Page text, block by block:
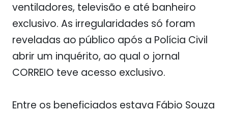
ventiladores, televisão e até banheiro
exclusivo. As irregularidades só foram
reveladas ao público após a Polícia Civil
abrir um inquérito, ao qual o jornal
CORREIO teve acesso exclusivo.
Entre os beneficiados estava Fábio Souza